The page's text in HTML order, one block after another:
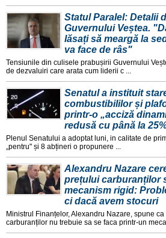
Statul Paralel: Detalii
Guvernului Veștea.
lăsați să meargă la
va face de râs"
Tensiunile din culisele prabușirii Guvernului
de dezvaluiri care arata cum liderii c ...
Senatul a instituit
combustibililor și
printr-o „acciză
redusă cu până la
Plenul Senatului a adoptat luni, in calitate de
„pentru" și 8 abțineri o propunere ...
Alexandru Nazare
prețului carburanților
mecanism rigid:
ci dacă avem stocuri
Ministrul Finanțelor, Alexandru Nazare, spune
carburanților nu trebuie sa se faca printr-un